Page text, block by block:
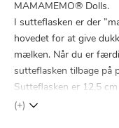
MAMAMEMO® Dolls.
I sutteflasken er der
hovedet for at give
mælken. Når du er
sutteflasken tilbage på
Sutteflasken er 12,5 cm
(+)